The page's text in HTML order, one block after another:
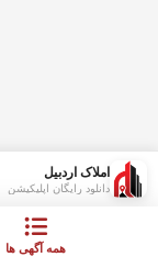
املاک اردبیل
دانلود رایگان اپلیکیشن
همه آگهی ها